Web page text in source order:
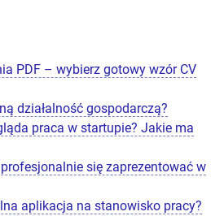
PDF – wybierz gotowy wzór CV
działalność gospodarczą?
praca w startupie? Jakie ma
się zaprezentować w
aplikacja na stanowisko pracy?